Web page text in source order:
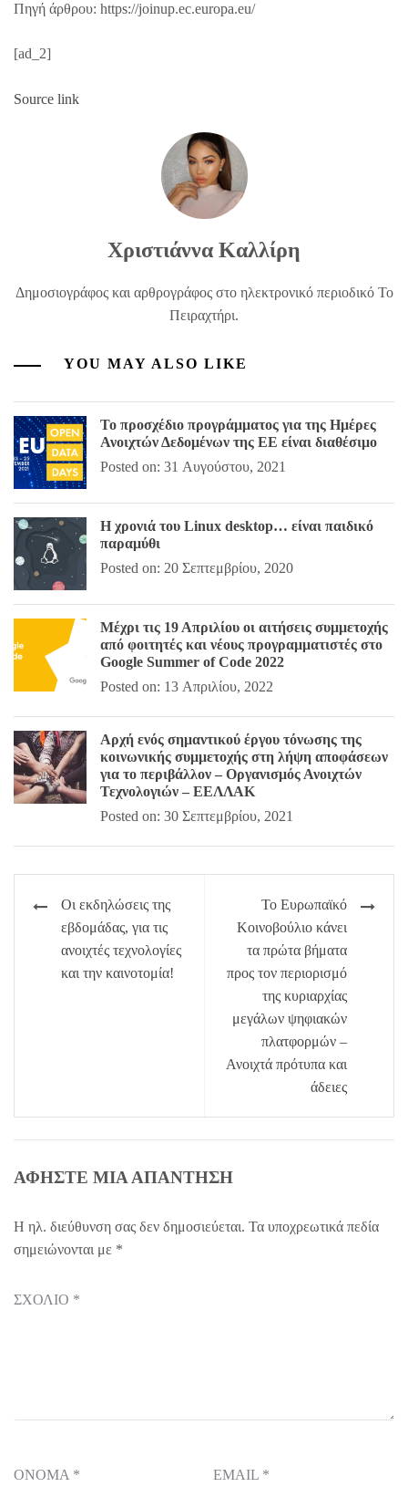
Πηγή άρθρου: https://joinup.ec.europa.eu/
[ad_2]
Source link
Χριστιάννα Καλλίρη
Δημοσιογράφος και αρθρογράφος στο ηλεκτρονικό περιοδικό Το
Πειραχτήρι.
YOU MAY ALSO LIKE
Το προσχέδιο προγράμματος για της Ημέρες
Ανοιχτών Δεδομένων της ΕΕ είναι διαθέσιμο
Posted on: 31 Αυγούστου, 2021
Η χρονιά του Linux desktop… είναι παιδικό
παραμύθι
Posted on: 20 Σεπτεμβρίου, 2020
Μέχρι τις 19 Απριλίου οι αιτήσεις συμμετοχής
από φοιτητές και νέους προγραμματιστές στο
Google Summer of Code 2022
Posted on: 13 Απριλίου, 2022
Αρχή ενός σημαντικού έργου τόνωσης της
κοινωνικής συμμετοχής στη λήψη αποφάσεων
για το περιβάλλον – Οργανισμός Ανοιχτών
Τεχνολογιών – ΕΕΛΛΑΚ
Posted on: 30 Σεπτεμβρίου, 2021
Πλοήγηση
άρθρων
Οι εκδηλώσεις της
εβδομάδας, για τις
ανοιχτές τεχνολογίες
και την καινοτομία!
Το Ευρωπαϊκό
Κοινοβούλιο κάνει
τα πρώτα βήματα
προς τον περιορισμό
της κυριαρχίας
μεγάλων ψηφιακών
πλατφορμών –
Ανοιχτά πρότυπα και
άδειες
ΑΦΉΣΤΕ ΜΙΑ ΑΠΆΝΤΗΣΗ
Η ηλ. διεύθυνση σας δεν δημοσιεύεται. Τα υποχρεωτικά πεδία
σημειώνονται με *
ΣΧΌΛΙΟ *
ΌΝΟΜΑ * EMAIL *